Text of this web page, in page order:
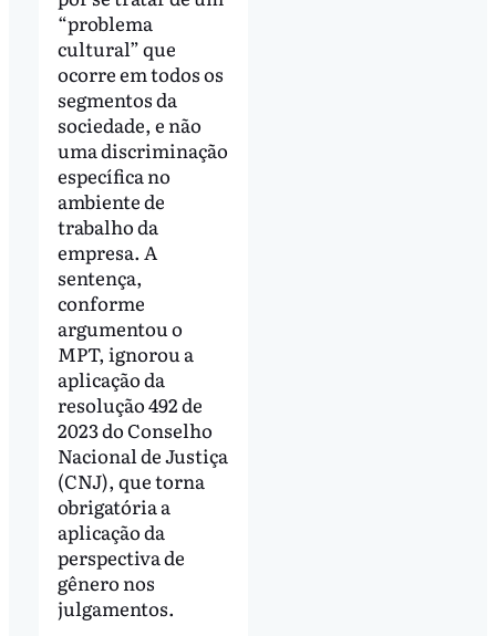
“problema
cultural” que
ocorre em todos os
segmentos da
sociedade, e não
uma discriminação
específica no
ambiente de
trabalho da
empresa. A
sentença,
conforme
argumentou o
MPT, ignorou a
aplicação da
resolução 492 de
2023 do Conselho
Nacional de Justiça
(CNJ), que torna
obrigatória a
aplicação da
perspectiva de
gênero nos
julgamentos.